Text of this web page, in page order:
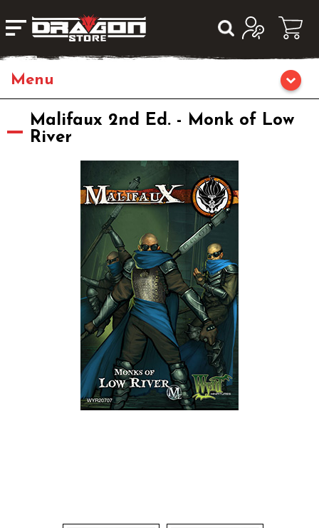
Home
Giochi di Ruolo
Giochi di Carte Collezionabili
Giocattoli e Gadget
Malifaux 2nd Ed. - Monk of Low
River